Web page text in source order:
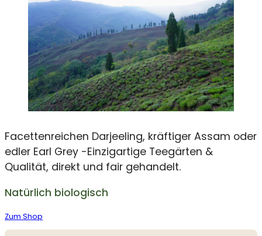
Facettenreichen Darjeeling, kräftiger Assam oder
edler Earl Grey -Einzigartige Teegärten &
Qualität, direkt und fair gehandelt.
Natürlich biologisch
Zum Shop